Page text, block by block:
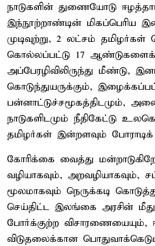
நாடுகளின் துணையோடு
இந்நூற்றாண்டின் மிகப்பெரிய
முடிவுற்று, 2 லட்சம் தமிழர்கள்
கொல்லப்பட்டு 17 ஆண்டுகளைக்
அப்பேரழிவிலிருந்து மீண்டு,
கொடுந்துயருக்கும்,
பன்னாட்டுச்சமூகத்திடமும்,
நாடுகளிடமும் நீதிகேட்டு
தமிழர்கள் இன்றளவும்
கோரிக்கை வைத்து
வழியாகவும், அறவழியாகவும்,
மூலமாகவும் நெருக்கடி
செய்திட்ட இலங்கை அரசின்
போர்க்குற்ற விசாரணையையும்,
விடுதலைக்கான